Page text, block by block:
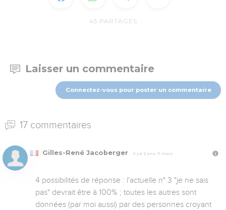
45 PARTAGES
Laisser un commentaire
Connectez-vous pour poster un commentaire
17 commentaires
Gilles-René Jacoberger Il y a 2 ans, 11 mois
4 possibilités de réponse : l'actuelle n° 3 "je ne sais
pas" devrait être à 100% ; toutes les autres sont
données (par moi aussi) par des personnes croyant